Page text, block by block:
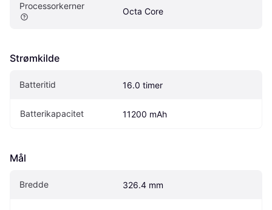
Processorkerner
Octa Core
Strømkilde
Batteritid 16.0 timer
Batterikapacitet 11200 mAh
Mål
Bredde 326.4 mm